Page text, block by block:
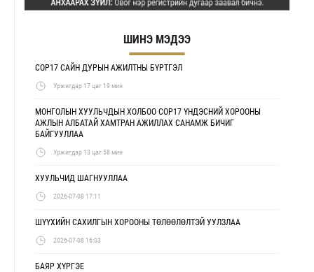
ШИНЭ МЭДЭЭ
COP17 САЙН ДУРЫН АЖИЛТНЫ БҮРТГЭЛ
Уржигдар 17 цаг 19 мин
МОНГОЛЫН ХУУЛЬЧДЫН ХОЛБОО COP17 ҮНДЭСНИЙ ХОРООНЫ
АЖЛЫН АЛБАТАЙ ХАМТРАН АЖИЛЛАХ САНАМЖ БИЧИГ
БАЙГУУЛЛАА
Уржигдар 13 цаг 58 мин
ХУУЛЬЧИД ШАГНУУЛЛАА
2026-07-08 17:11
ШҮҮХИЙН САХИЛГЫН ХОРООНЫ ТӨЛӨӨЛӨЛТЭЙ УУЛЗЛАА
2026-07-08 16:03
БАЯР ХҮРГЭЕ